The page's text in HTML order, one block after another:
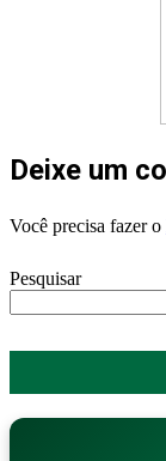
Deixe um
Você precisa fazer o
Pesquisar